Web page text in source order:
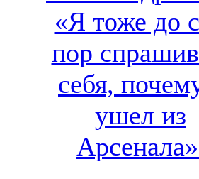
«Я тоже до
пор
себя,
ушел из